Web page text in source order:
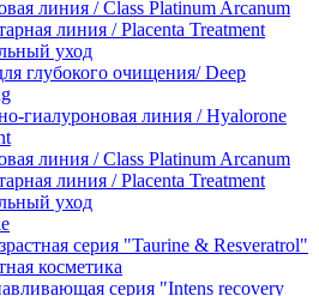
линия / Class Platinum Arcanum
линия / Placenta Treatment
уход
глубокого очищения/ Deep
гиалуроновая линия / Hyalorone
линия / Class Platinum Arcanum
линия / Placenta Treatment
уход
серия "Taurine & Resveratrol"
косметика
серия "Intens recovery